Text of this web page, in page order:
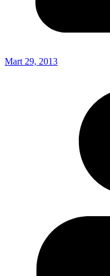
Mart 29, 2013